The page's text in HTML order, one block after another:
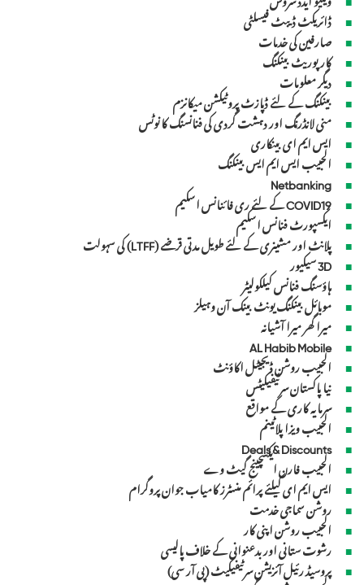
ڈائریکٹ ڈیبٹ فیسلٹی
صارفین کی خدمات
کارپوریٹ بینکنگ
دیگر معلومات
بینکنگ کے لئے ڈپازٹ پروٹیکشن میکانزم
منی لانڈرنگ اور دہشت گردی کی فنانسنگ کا نوٹس
ایس ایم ای بینکاری
الحبیب ایس ایم ایس بینکنگ
Netbanking
COVID19 کے لئے ری فائنانس اسکیم
ایکسپورٹ فنانس اسکیم
پلانٹ اور مشینری کے لئے طویل مدتی قرضے (LTFF) کی سہولت
3D سیکیور
ہاؤسنگ فنانس کیلکولیٹر
موبائل بینکنگ یونٹ بینک آن وہیلز
میرا گھر میرا آشیانہ
AL Habib Mobile
الحبیب روشن ڈیجیٹل اکاؤنٹ
نیا پاکستان سرٹیفیکیٹس
سرمایہ کاری کے مواقع
الحبیب ویزا پلاٹینم
Deals & Discounts
الحبیب فارن ایکسچینج گیٹ وے
ایس ایم ای کیلئے پرائم منسٹرز کامیاب جوان پروگرام
روشن سماجی خدمت
الحبیب روشن اپنی کار
رشوت ستانی اور بدعنوانی کے خلاف پالیسی
پروسیڈ رئیل آئزیشن سرٹیفیکیٹ (پی آر سی)